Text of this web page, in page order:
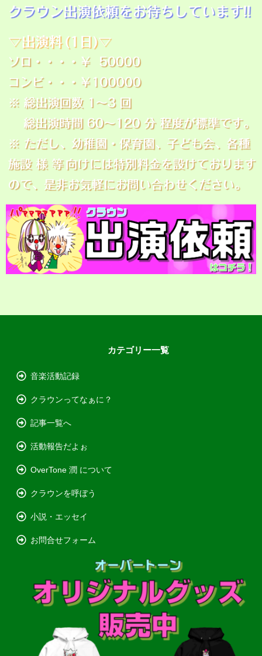
カテゴリー一覧
音楽活動記録
クラウンってなぁに？
記事一覧へ
活動報告だよぉ
OverTone 潤 について
クラウンを呼ぼう
小説・エッセイ
お問合せフォーム